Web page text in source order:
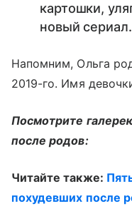
картошки,
новый сериал.
Напомним, Ольга
2019-го. Имя
Посмотрите
после родов:
Читайте также:
похудевших после